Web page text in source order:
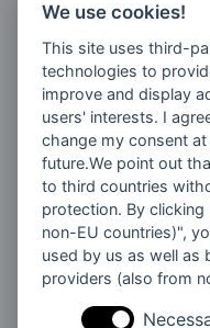
We use cookies!
This site uses third-
technologies to
improve and display
users' interests. I
change my consent
future.We point out
to third countries
protection. By
non-EU countries)",
used by us as well
providers (also from